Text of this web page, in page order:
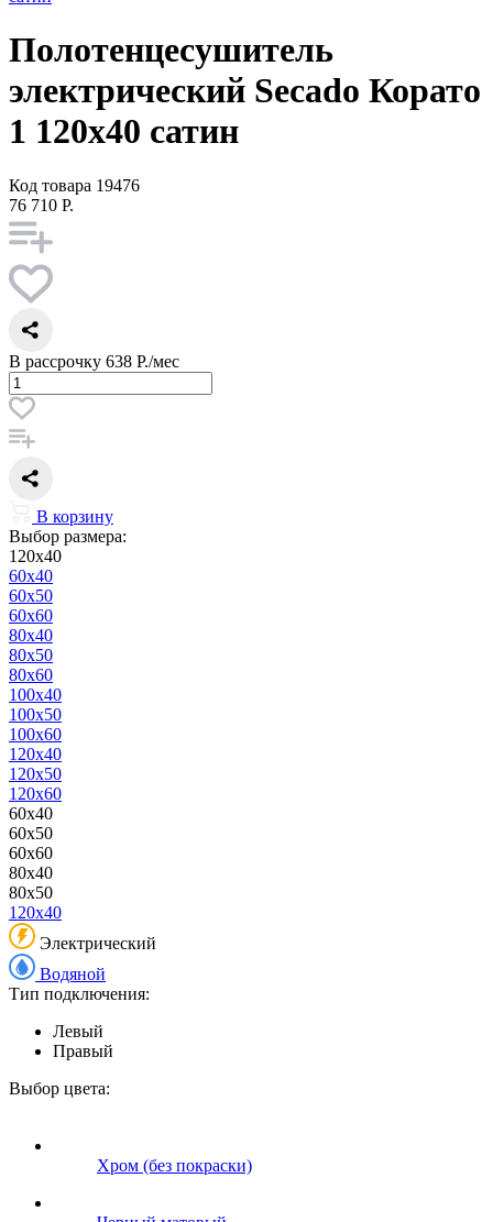
Полотенцесушитель
электрический Secado Корато
1 120x40 сатин
Код товара 19476
76 710 Р.
В рассрочку 638 Р./мес
В корзину
Выбор размера:
120x40
60x40
60x50
60x60
80x40
80x50
80x60
100x40
100x50
100x60
120x40
120x50
120x60
60x40
60x50
60x60
80x40
80x50
120x40
Электрический
Водяной
Тип подключения:
Левый
Правый
Выбор цвета:
Хром (без покраски)